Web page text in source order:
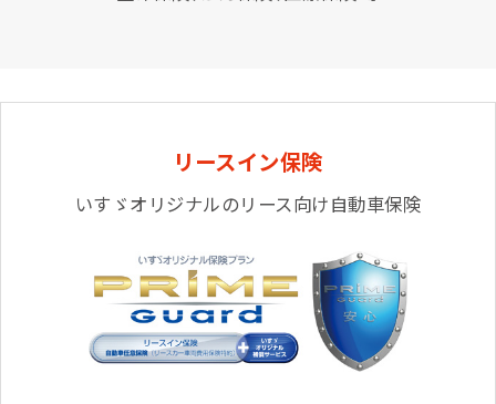
リースイン保険
いすゞオリジナルのリース向け自動車保険